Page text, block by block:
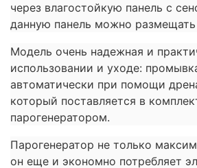
через влагостойкую панель с
данную панель можно
Модель очень надежная и
использовании и уходе:
автоматически при помощи
который поставляется в
парогенератором.
Парогенератор не только
он еще и экономно потребляет